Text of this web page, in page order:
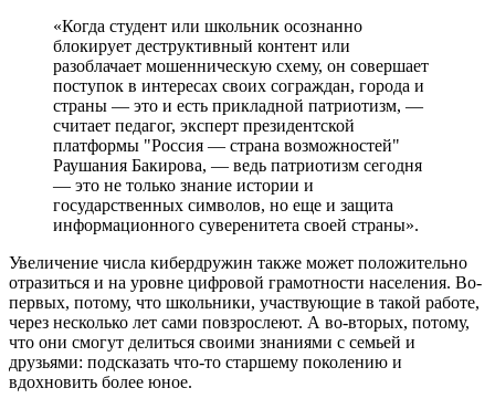
«Когда студент или школьник осознанно
блокирует деструктивный контент или
разоблачает мошенническую схему, он совершает
поступок в интересах своих сограждан, города и
страны — это и есть прикладной патриотизм, —
считает педагог, эксперт президентской
платформы "Россия — страна возможностей"
Раушания Бакирова, — ведь патриотизм сегодня
— это не только знание истории и
государственных символов, но еще и защита
информационного суверенитета своей страны».
Увеличение числа кибердружин также может положительно
отразиться и на уровне цифровой грамотности населения. Во-
первых, потому, что школьники, участвующие в такой работе,
через несколько лет сами повзрослеют. А во-вторых, потому,
что они смогут делиться своими знаниями с семьей и
друзьями: подсказать что-то старшему поколению и
вдохновить более юное.